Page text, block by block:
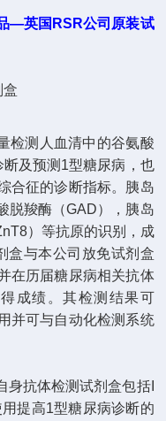
—英国 RSR公司原装试
盒
检测人血清中的谷氨酸
断及预测 1型糖尿病，也
合征的诊断指标。胰岛
脱羧酶（GAD），胰岛
）等抗原的识别，成
盒与本公司 放免试剂盒
在历届糖尿病相关抗体
得成绩。其检测结果可
并可与自动化检测系统
身抗体检测试剂盒包括I
提高1型糖尿病诊断的